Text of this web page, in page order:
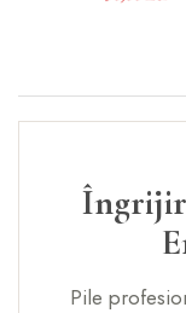
culoare
Pile